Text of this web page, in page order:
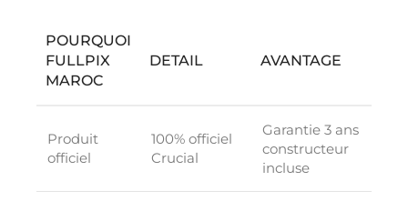
POURQUOI
FULLPIX
MAROC
DETAIL AVANTAGE
Produit
officiel
100% officiel
Crucial
Garantie 3 ans
constructeur
incluse